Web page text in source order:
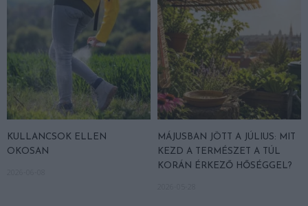
KULLANCSOK ELLEN
OKOSAN
MÁJUSBAN JÖTT A JÚLIUS: MIT
KEZD A TERMÉSZET A TÚL
KORÁN ÉRKEZŐ HŐSÉGGEL?